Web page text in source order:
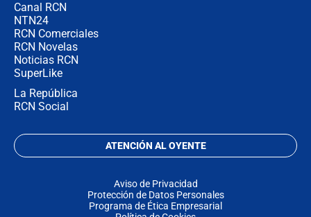
Canal RCN
NTN24
RCN Comerciales
RCN Novelas
Noticias RCN
SuperLike
La República
RCN Social
ATENCIÓN AL OYENTE
Aviso de Privacidad
Protección de Datos Personales
Programa de Ética Empresarial